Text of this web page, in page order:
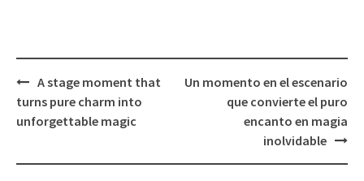
Post
navigation
A stage moment that
turns pure charm into
unforgettable magic
Un momento en el escenario
que convierte el puro
encanto en magia
inolvidable